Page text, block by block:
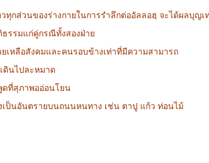
ทุกส่วนของร่างกายในการรำลึกต่ออัลลอฮฺ จะได้ผลบุญ
ธรรมแก่คู่กรณีทั้งสองฝ่าย
เหลือสังคมและคนรอบข้างเท่าที่มีความสามารถ
ดินไปละหมาด
ดที่สุภาพออ่อนโยน
เป็นอันตรายบนถนนหนทาง เช่น ตาปู แก้ว ท่อนไม้